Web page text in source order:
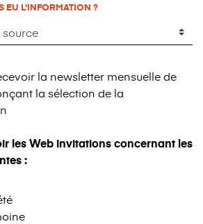
EU L'INFORMATION ?
la newsletter mensuelle de
la sélection de la
les Web invitations concernant les
: